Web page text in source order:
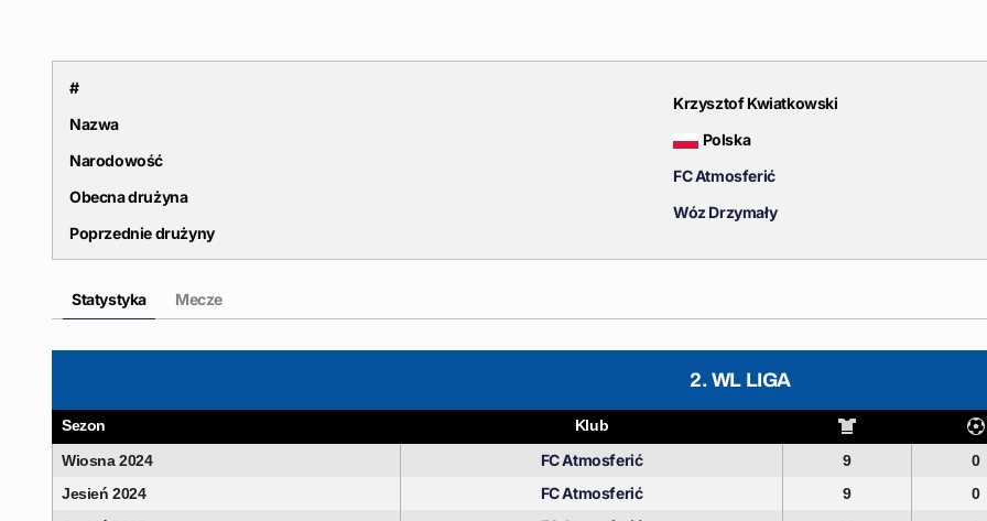
#
Nazwa
Krzysztof Kwiatkowski
Narodowość
Polska
Obecna drużyna
FC Atmosferić
Poprzednie drużyny
Wóz Drzymały
Statystyka Mecze
2. WL LIGA
Sezon
Klub
Wiosna 2024
FC Atmosferić 9 0
Jesień 2024
FC Atmosferić 9 0